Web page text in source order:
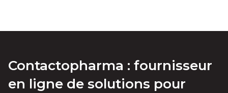
Contactopharma : fournisseur
en ligne de solutions pour